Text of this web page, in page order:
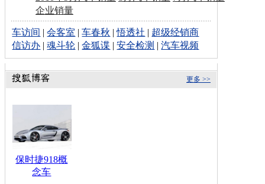
企业销量
车访间 |会客室 |车春秋 |悟透社 | 超级经销商
信访办 |魂斗轮 |金狐谍 |安全检测 |汽车视频
更多 >>
保时捷918概
念车